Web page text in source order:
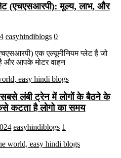
(एचएसआरपी): मूल्य, लाभ, और
easyhindiblogs 0
एक एल्यूमीनियम प्लेट है जो
और आपके मोटर वाहन
लंबी ट्रेन में लोगों के बैठने के
कटता है लोगो का समय
easyhindiblogs 1